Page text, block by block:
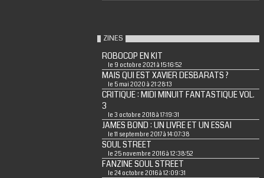
ZINES
ROBOCOP EN KIT
le 9 octobre 2021 à 15:16:52
MAIS QUI EST XAVIER DESBARATS ?
le 5 mai 2020 à 21:28:13
CRITIQUE : MIDI MINUIT FANTASTIQUE VOL.
3
le 3 octobre 2018 à 17:19:31
JAMES BOND : UN LIVRE ET UN ESSAI
le 11 septembre 2017 à 14:07:38
SOUL STREET
le 25 novembre 2016 à 12:38:52
FANZINE SOUL STREET
le 24 octobre 2016 à 12:09:31